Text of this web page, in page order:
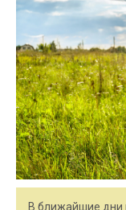
В ближайшие дни